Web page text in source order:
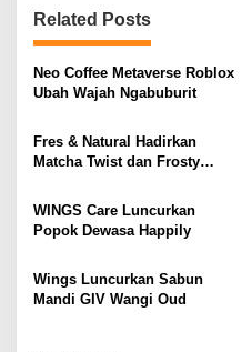
n
a
v
g
a
t
i
o
n
Related Posts
Neo Coffee Metaverse Roblox
Ubah Wajah Ngabuburit
Fres & Natural Hadirkan
Matcha Twist dan Frosty
WINGS Care Luncurkan
Popok Dewasa Happily
Wings Luncurkan Sabun
Mandi GIV Wangi Oud